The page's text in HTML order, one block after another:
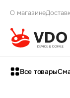
О магазине
Все товары